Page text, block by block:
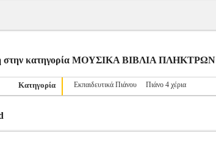
στην κατηγορία ΜΟΥΣΙΚΑ ΒΙΒΛΙΑ ΠΛΗΚΤΡΩΝ
Κατηγορία Εκπαιδευτικά Πιάνου Πιάνο 4 χέρια